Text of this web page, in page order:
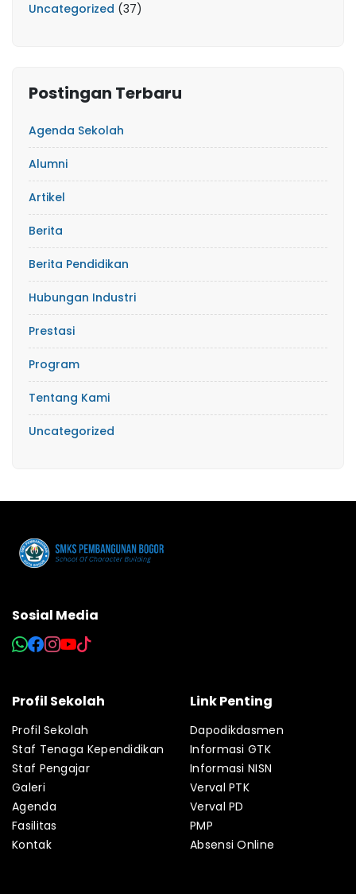
Uncategorized (37)
Postingan Terbaru
Agenda Sekolah
Alumni
Artikel
Berita
Berita Pendidikan
Hubungan Industri
Prestasi
Program
Tentang Kami
Uncategorized
Sosial Media
Profil Sekolah
Profil Sekolah
Staf Tenaga Kependidikan
Staf Pengajar
Galeri
Agenda
Fasilitas
Kontak
Link Penting
Dapodikdasmen
Informasi GTK
Informasi NISN
Verval PTK
Verval PD
PMP
Absensi Online